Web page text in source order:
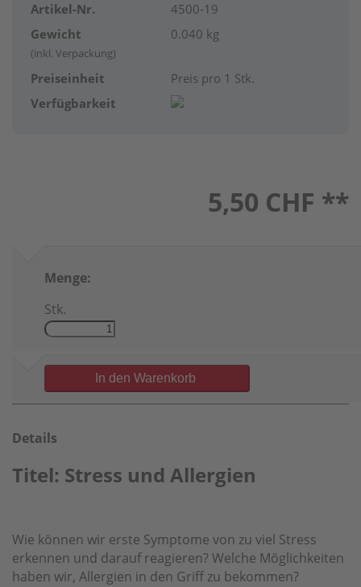
Artikel-Nr.
4500-19
Gewicht
(inkl. Verpackung)
0.040 kg
Preiseinheit
Preis pro 1 Stk.
Verfügbarkeit
5,50 CHF **
Menge:
Stk.
In den Warenkorb
Details
Titel: Stress und Allergien
Wie können wir erste Symptome von zu viel Stress
erkennen und darauf reagieren? Welche Möglichkeiten
haben wir, Allergien in den Griff zu bekommen?